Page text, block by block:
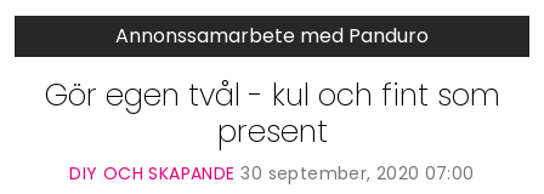
Video
Annonssamarbete med Panduro
Gör egen tvål - kul och fint som
present
DIY OCH SKAPANDE 30 september, 2020 07:00